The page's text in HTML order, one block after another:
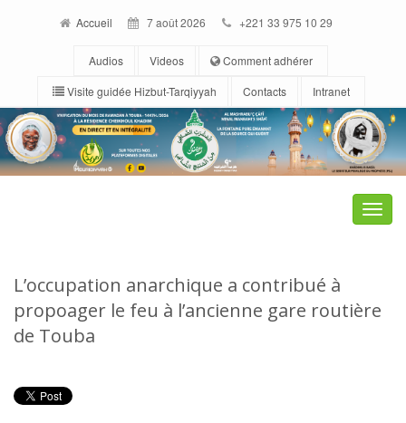
Accueil 7 août 2026 +221 33 975 10 29
Audios Videos
Comment adhérer
Visite guidée Hizbut-Tarqiyyah
Contacts Intranet
Toggle
L’occupation anarchique a contribué à
propoager le feu à l’ancienne gare routière
de Touba